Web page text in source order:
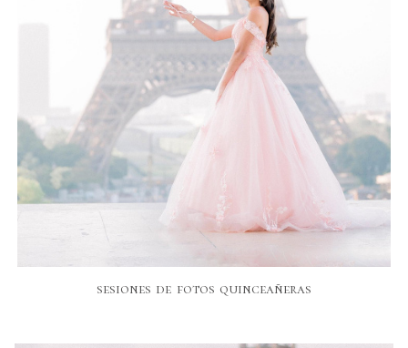
sesiones de fotos quinceañeras